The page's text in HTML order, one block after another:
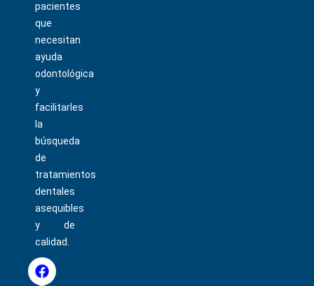
pacientes
que
necesitan
ayuda
odontológica
y
facilitarles
la
búsqueda
de
tratamientos
dentales
asequibles
y de
calidad.
F
a
I
n
T
i
P
i